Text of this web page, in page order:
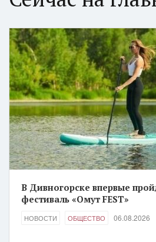
В Дивногорске впервые
фестиваль «Омут FEST»
НОВОСТИ ОБЩЕСТВО 06.08.2026